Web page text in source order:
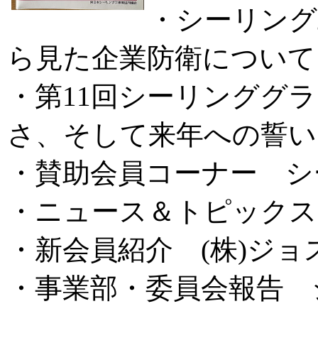
・シーリン
ら見た企業防衛について
・第11回シーリンググ
さ、そして来年への誓
・賛助会員コーナー
・ニュース＆トピックス
・新会員紹介 (株)ジ
・事業部・委員会報告